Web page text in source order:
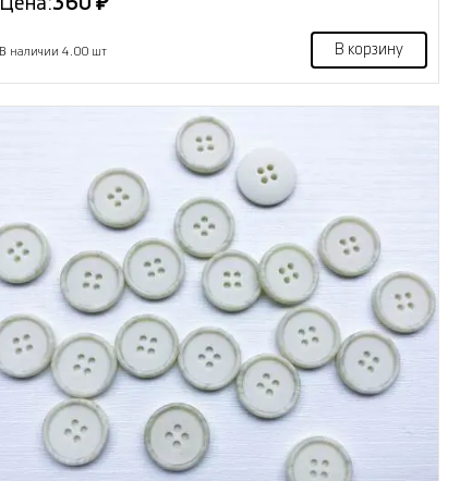
В наличии 4.00 шт В корзину